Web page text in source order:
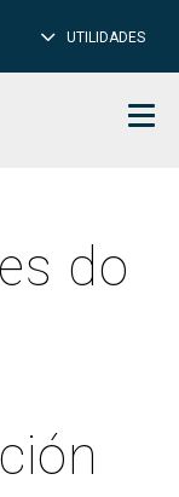
UTILIDADES
do